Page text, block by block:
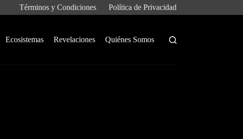
Términos y Condiciones Política de Privacidad
Ecosistemas Revelaciones Quiénes Somos